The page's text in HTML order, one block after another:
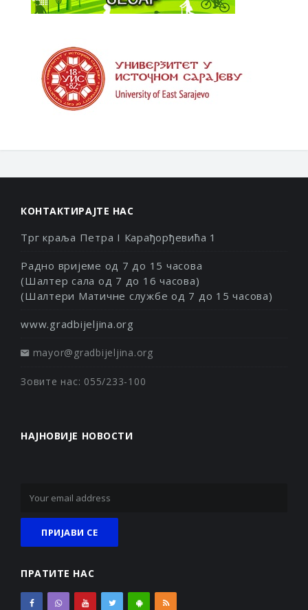
КОНТАКТИРАЈТЕ НАС
Трг краља Петра I Карађорђевића 1
Радно вријеме од 7 до 15 часова
(Шалтер сала од 7 до 16 часова)
(Шалтери Матичне службе од 7 до 15 часова)
www.gradbijeljina.org
mayor@gradbijeljina.org
Зовите нас: 055/233-100
НАЈНОВИЈЕ НОВОСТИ
ПРАТИТЕ НАС